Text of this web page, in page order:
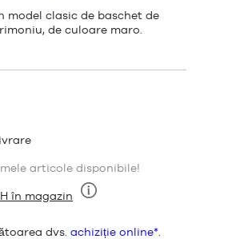
model clasic de baschet de
de culoare maro.
articole disponibile!
în magazin
dvs. achiziție online*